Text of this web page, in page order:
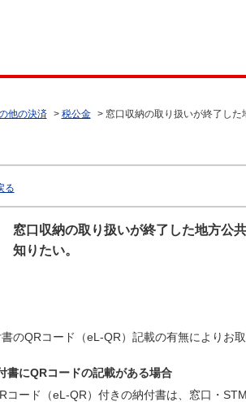
他の決済 > 税公金 > 窓口収納の取り扱いが終了し
る
窓口収納の取り扱いが終了した地方公
知りたい。
のQRコード（eL-QR）記載の有無によりお取
書にQRコードの記載がある場合
コード（eL-QR）付きの納付書は、窓口・